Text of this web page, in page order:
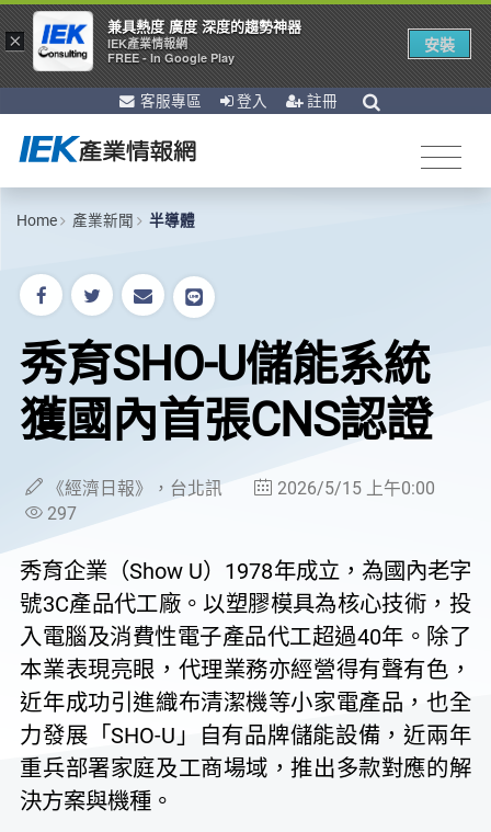
客服專區 登入 註冊
Home 產業新聞 半導體
秀育SHO-U儲能系統
獲國內首張CNS認證
《經濟日報》，台北訊
2026/5/15 上午0:00
297
秀育企業（Show U）1978年成立，為國內老字
號3C產品代工廠。以塑膠模具為核心技術，投
入電腦及消費性電子產品代工超過40年。除了
本業表現亮眼，代理業務亦經營得有聲有色，
近年成功引進織布清潔機等小家電產品，也全
力發展「SHO-U」自有品牌儲能設備，近兩年
重兵部署家庭及工商場域，推出多款對應的解
決方案與機種。
×
兼具熱度 廣度 深度的趨勢神器
IEK產業情報網
FREE - In Google Play
安裝